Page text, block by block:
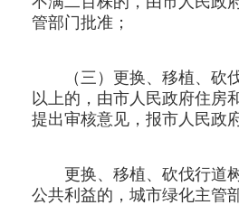
管部门批准；
（三）更换、移植、砍
以上的，由市人民政府住房
提出审核意见，报市人民政
更换、移植、砍伐行道
公共利益的，城市绿化主管